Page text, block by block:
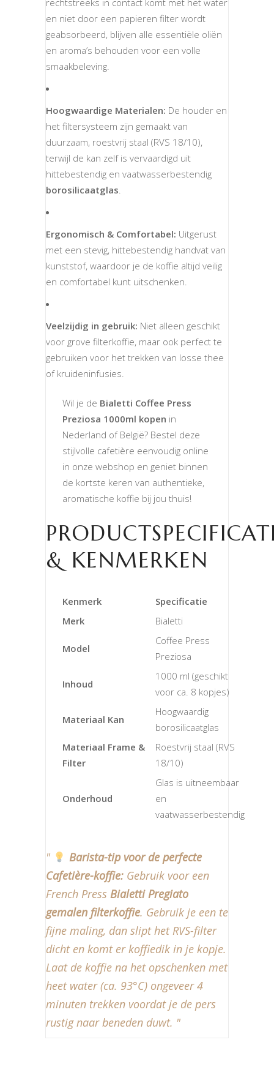
rechtstreeks in contact komt met het water
en niet door een papieren filter wordt
geabsorbeerd, blijven alle essentiële oliën
en aroma’s behouden voor een volle
smaakbeleving.
Hoogwaardige Materialen: De houder en
het filtersysteem zijn gemaakt van
duurzaam, roestvrij staal (RVS 18/10),
terwijl de kan zelf is vervaardigd uit
hittebestendig en vaatwasserbestendig
borosilicaatglas.
Ergonomisch & Comfortabel: Uitgerust
met een stevig, hittebestendig handvat van
kunststof, waardoor je de koffie altijd veilig
en comfortabel kunt uitschenken.
Veelzijdig in gebruik: Niet alleen geschikt
voor grove filterkoffie, maar ook perfect te
gebruiken voor het trekken van losse thee
of kruideninfusies.
Wil je de Bialetti Coffee Press
Preziosa 1000ml kopen in
Nederland of België? Bestel deze
stijlvolle cafetière eenvoudig online
in onze webshop en geniet binnen
de kortste keren van authentieke,
aromatische koffie bij jou thuis!
& KENMERKEN
Kenmerk
Specificatie
Merk
Bialetti
Model
Coffee Press
Preziosa
Inhoud
1000 ml (geschikt
voor ca. 8 kopjes)
Materiaal Kan
Hoogwaardig
borosilicaatglas
Materiaal Frame &
Filter
Roestvrij staal (RVS
18/10)
Onderhoud
Glas is uitneembaar
en
vaatwasserbestendig
Barista-tip voor de perfecte
Cafetière-koffie: Gebruik voor een
French Press Bialetti Pregiato
gemalen filterkoffie. Gebruik je een te
fijne maling, dan slipt het RVS-filter
dicht en komt er koffiedik in je kopje.
Laat de koffie na het opschenken met
heet water (ca. 93°C) ongeveer 4
minuten trekken voordat je de pers
rustig naar beneden duwt.